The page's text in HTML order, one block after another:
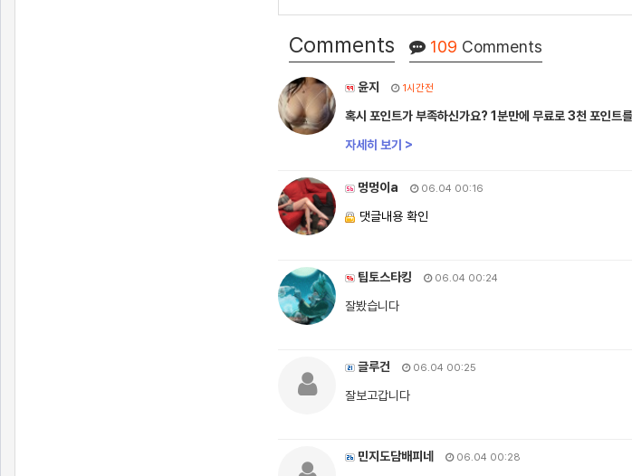
Comments 109 Comments
윤지 1시간전
혹시 포인트가 부족하신가요? 1분만에 무료로 3천 포인트
자세히 보기 >
멍멍이a 06.04 00:16
댓글내용 확인
팁토스타킹 06.04 00:24
잘봤습니다
글루건 06.04 00:25
잘보고갑니다
민지도담배피네 06.04 00:28